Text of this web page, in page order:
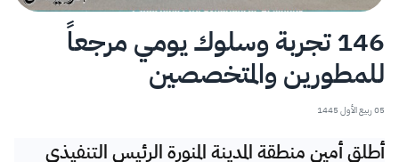
146 تجربة وسلوك يومي مرجعاً
للمطورين والمتخصصين
05 ربيع الأول 1445
أطلق أمين منطقة المدينة المنورة الرئيس التنفيذي